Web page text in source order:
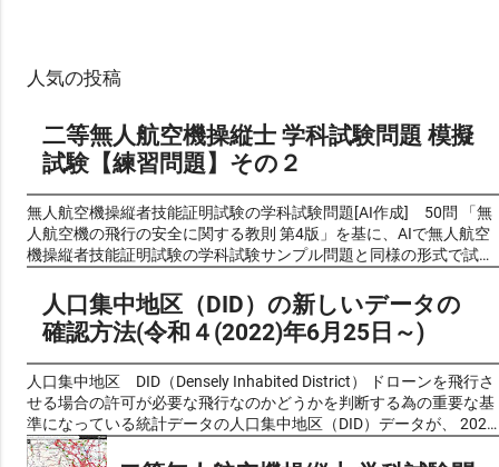
人気の投稿
二等無人航空機操縦士 学科試験問題 模擬
試験【練習問題】その２
無人航空機操縦者技能証明試験の学科試験問題[AI作成] 50問 「無
人航空機の飛行の安全に関する教則 第4版」を基に、AIで無人航空
機操縦者技能証明試験の学科試験サンプル問題と同様の形式で試験
が好評でしたので、第2弾を作成しました。 リクエストいただきま
したので、 新たに 第3弾 を公開しています。 これらの問題は過去
の出題問題や予想問題ではなく、実際の学科試験と同じく教則の内
容からAIが自動生成したものです。問題の正確性についてはAIによ
る生成後に人的チェックも加えて可能な限り確認しております が、
完全性を保証するものではありません ので、あらかじめご了承くだ
さい。（問題に不備がありましたら 問い合わせフォーム よりご一
報いただければ幸いです。） 最新の無人航空機の飛行の安全に関す
人口集中地区（DID）の新しいデータの
確認方法(令和４(2022)年6月25日～)
人口集中地区 DID（Densely Inhabited District） ドローンを飛行さ
せる場合の許可が必要な飛行なのかどうかを判断する為の重要な基
準になっている統計データの人口集中地区（DID）データが、 2022
年6月25日から これまで利用していた平成27年版から、新しい 令和